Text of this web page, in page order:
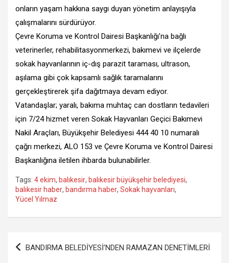
onların yaşam hakkına saygı duyan yönetim anlayışıyla
çalışmalarını sürdürüyor.
Çevre Koruma ve Kontrol Dairesi Başkanlığı’na bağlı
veterinerler, rehabilitasyonmerkezi, bakımevi ve ilçelerde
sokak hayvanlarının iç-dış parazit taraması, ultrason,
aşılama gibi çok kapsamlı sağlık taramalarını
gerçekleştirerek şifa dağıtmaya devam ediyor.
Vatandaşlar; yaralı, bakıma muhtaç can dostların tedavileri
için 7/24 hizmet veren Sokak Hayvanları Geçici Bakımevi
Nakil Araçları, Büyükşehir Belediyesi 444 40 10 numaralı
çağrı merkezi, ALO 153 ve Çevre Koruma ve Kontrol Dairesi
Başkanlığına iletilen ihbarda bulunabilirler.
Tags: 4 ekim, balıkesir, balıkesir büyükşehir belediyesi,
balıkesir haber, bandırma haber, Sokak hayvanları,
Yücel Yılmaz
Yazı
BANDIRMA BELEDİYESİ’NDEN RAMAZAN DENETİMLERİ